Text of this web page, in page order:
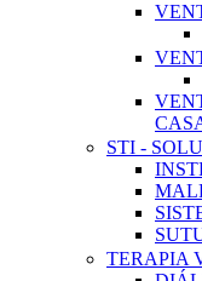
STI -
TERAPIA